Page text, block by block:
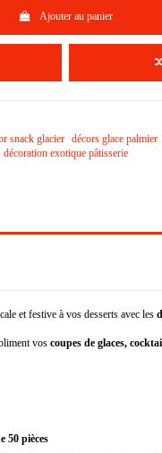
Ajouter au panier
snack glacier décors glace palmier
décoration exotique pâtisserie
et festive à vos desserts avec les
vos coupes de glaces,
50 pièces